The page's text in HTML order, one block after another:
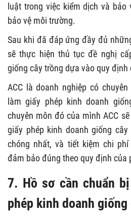
luật trong việc kiểm dịch và bảo
bảo vệ môi trường.
Sau khi đã đáp ứng đầy đủ
sẽ thực hiện thủ tục đề nghị
giống cây trồng dựa vào quy định
ACC là doanh nghiệp có
làm giấy phép kinh doanh
chuyên môn đó của mìnhACC
giấy phép kinh doanh giống
chóng nhất, và tiết kiệm chi
đảm bảo đúng theo quy định của
7. Hồ sơ cần chuẩn
phép kinh doanh